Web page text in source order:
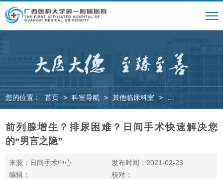
您的位置： 首页 > 科室导航 > 其他临床科室 >
前列腺增生？排尿困难？日间手术快速解决您
的“男言之隐”
来源：日间手术中心
发布时间：2021-02-23
编辑：
校对：